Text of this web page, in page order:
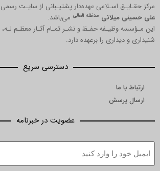
اسـلامی عهده‌دار پشتیـبانی از سایـت رسمیحضرت آیت
مدظله العالیمی‌باشد.
حفـظ و نشـر تمـام آثـار معظـم لـه، اعم از
را برعهده دارد.
دسترسی سریع
عضویت در خبرنامه